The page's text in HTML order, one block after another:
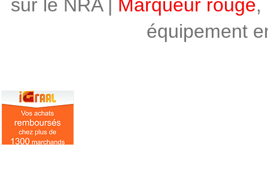
sur le NRA | Marqueur rouge,
équipement